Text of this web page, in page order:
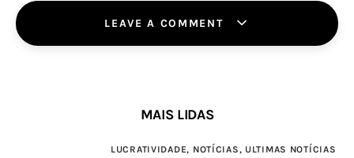
LEAVE A COMMENT
MAIS LIDAS
LUCRATIVIDADE, NOTÍCIAS, ULTIMAS NOTÍCIAS